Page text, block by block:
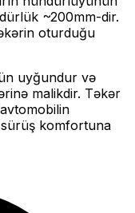
~200mm-dir.
oturduğu
uyğundur və
malikdir. Təkər
komfortuna